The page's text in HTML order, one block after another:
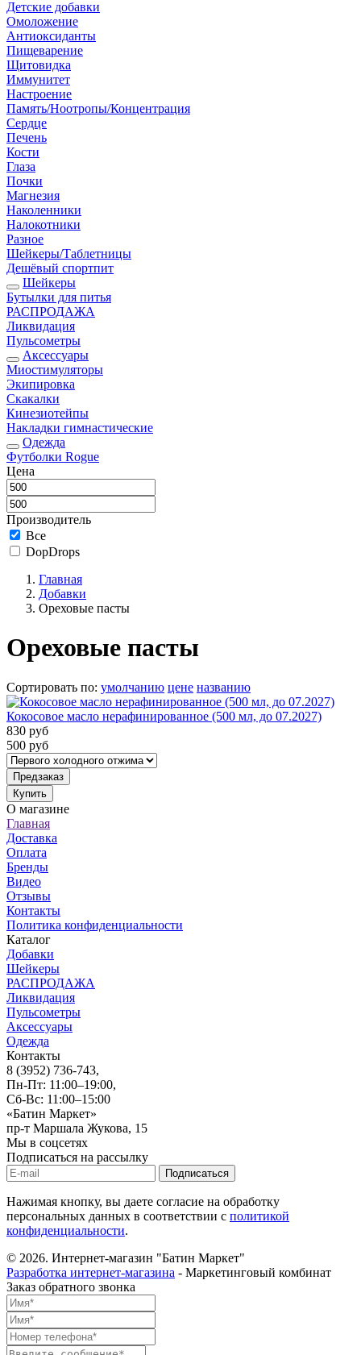
Детские добавки
Омоложение
Антиоксиданты
Пищеварение
Щитовидка
Иммунитет
Настроение
Память/Ноотропы/Концентрация
Сердце
Печень
Кости
Глаза
Почки
Магнезия
Наколенники
Налокотники
Разное
Шейкеры/Таблетницы
Дешёвый спортпит
Шейкеры
Бутылки для питья
РАСПРОДАЖА
Ликвидация
Пульсометры
Аксессуары
Миостимуляторы
Экипировка
Скакалки
Кинезиотейпы
Накладки гимнастические
Одежда
Футболки Rogue
Цена
Производитель
Все
DopDrops
Главная
Добавки
Ореховые пасты
Ореховые пасты
Сортировать по: умолчанию цене названию
Кокосовое масло нерафинированное (500 мл, до 07.2027)
830 руб
500 руб
Предзаказ
Купить
О магазине
Главная
Доставка
Оплата
Бренды
Видео
Отзывы
Контакты
Политика конфиденциальности
Каталог
Добавки
Шейкеры
РАСПРОДАЖА
Ликвидация
Пульсометры
Аксессуары
Одежда
Контакты
8 (3952) 736-743,
Пн-Пт: 11:00–19:00,
Сб-Вс: 11:00–15:00
«Батин Маркет»
пр-т Маршала Жукова, 15
Мы в соцсетях
Подписаться на рассылку
Нажимая кнопку, вы даете согласие на обработку
персональных данных в соответствии с политикой
конфиденциальности.
© 2026. Интернет-магазин "Батин Маркет"
Разработка интернет-магазина - Маркетинговый комбинат
Заказ обратного звонка